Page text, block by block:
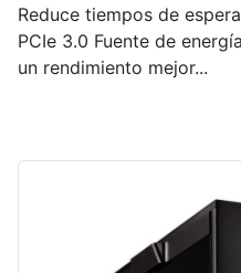
Reduce tiempos de
PCIe 3.0 Fuente de
un rendimiento mejor...